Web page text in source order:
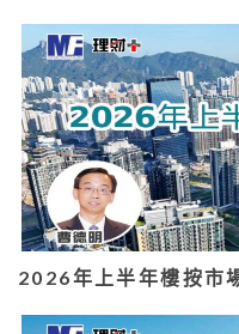
2026年上半年樓按市